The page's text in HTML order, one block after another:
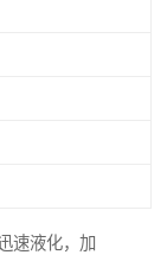
速液化，加